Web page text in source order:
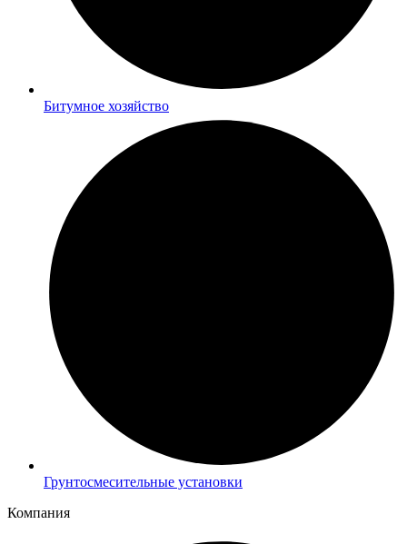
Битумное хозяйство
Грунтосмесительные установки
Компания